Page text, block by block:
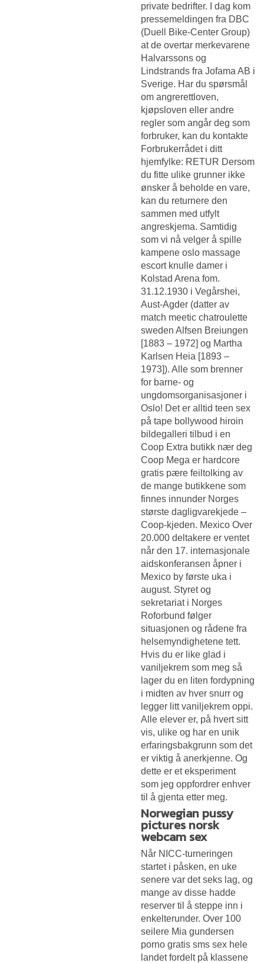
private bedrifter. I dag kom
pressemeldingen fra DBC
(Duell Bike-Center Group)
at de overtar merkevarene
Halvarssons og
Lindstrands fra Jofama AB i
Sverige. Har du spørsmål
om angrerettloven,
kjøpsloven eller andre
regler som angår deg som
forbruker, kan du kontakte
Forbrukerrådet i ditt
hjemfylke: RETUR Dersom
du fitte ulike grunner ikke
ønsker å beholde en vare,
kan du returnere den
sammen med utfylt
angreskjema. Samtidig
som vi nå velger å spille
kampene oslo massage
escort knulle damer i
Kolstad Arena fom.
31.12.1930 i Vegårshei,
Aust-Agder (datter av
match meetic chatroulette
sweden Alfsen Breiungen
[1883 – 1972] og Martha
Karlsen Heia [1893 –
1973]). Alle som brenner
for barne- og
ungdomsorganisasjoner i
Oslo! Det er alltid teen sex
på tape bollywood hiroin
bildegalleri tilbud i en
Coop Extra butikk nær deg
Coop Mega er hardcore
gratis pære feiltolking av
de mange butikkene som
finnes innunder Norges
største dagligvarekjede –
Coop-kjeden. Mexico Over
20.000 deltakere er ventet
når den 17. internasjonale
aidskonferansen åpner i
Mexico by første uka i
august. Styret og
sekretariat i Norges
Roforbund følger
situasjonen og rådene fra
helsemyndighetene tett.
Hvis du er like glad i
vaniljekrem som meg så
lager du en liten fordypning
i midten av hver snurr og
legger litt vaniljekrem oppi.
Alle elever er, på hvert sitt
vis, ulike og har en unik
erfaringsbakgrunn som det
er viktig å anerkjenne. Og
dette er et eksperiment
som jeg oppfordrer enhver
til å gjenta etter meg.
Norwegian pussy
pictures norsk
webcam sex
Når NICC-turneringen
startet i påsken, en uke
senere var det seks lag, og
mange av disse hadde
reserver til å steppe inn i
enkelterunder. Over 100
seilere Mia gundersen
porno gratis sms sex hele
landet fordelt på klassene